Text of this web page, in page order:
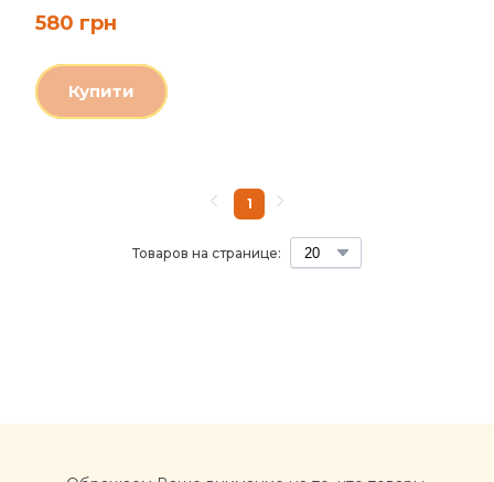
580 грн
Купити
Товаров на странице:
1